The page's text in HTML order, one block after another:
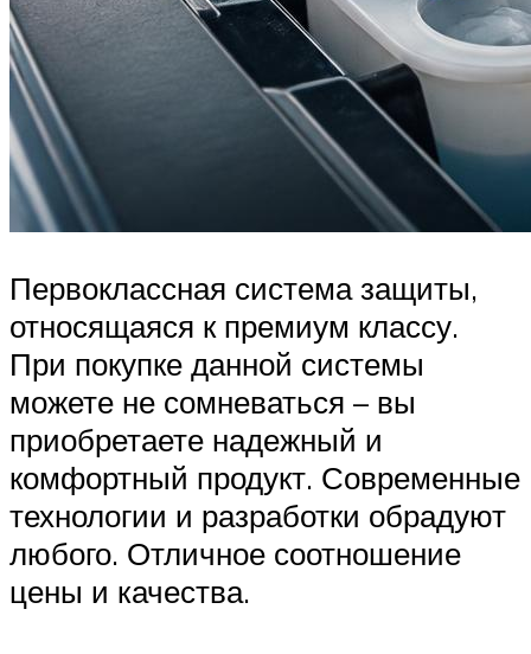
Первоклассная система защиты,
относящаяся к премиум классу.
При покупке данной системы
можете не сомневаться – вы
приобретаете надежный и
комфортный продукт. Современные
технологии и разработки обрадуют
любого. Отличное соотношение
цены и качества.